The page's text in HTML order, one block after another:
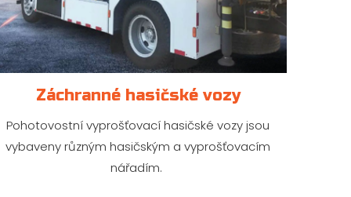
Záchranné hasičské vozy
Pohotovostní vyprošťovací hasičské vozy jsou
vybaveny různým hasičským a vyprošťovacím
nářadím.